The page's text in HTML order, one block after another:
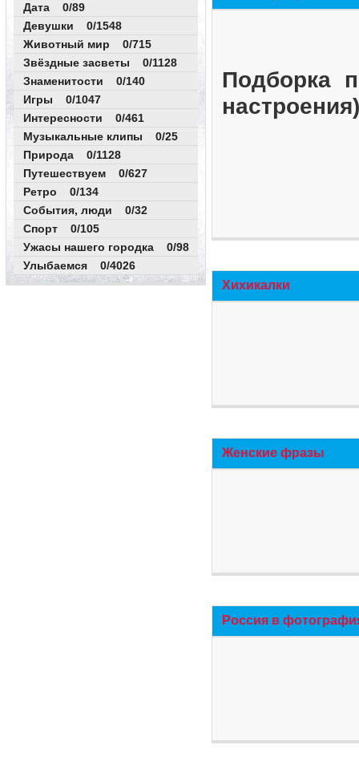
Дата 0/89
Девушки 0/1548
Животный мир 0/715
Звёздные засветы 0/1128
Знаменитости 0/140
Игры 0/1047
Интересности 0/461
Музыкальные клипы 0/25
Природа 0/1128
Путешествуем 0/627
Ретро 0/134
События, люди 0/32
Спорт 0/105
Ужасы нашего городка 0/98
Улыбаемся 0/4026
Подборка
Хихикалки
Женские фразы
Россия в